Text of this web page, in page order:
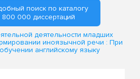
поиск по каталогу
000 диссертаций
деятельности младших
иноязычной речи : При
английскому языку